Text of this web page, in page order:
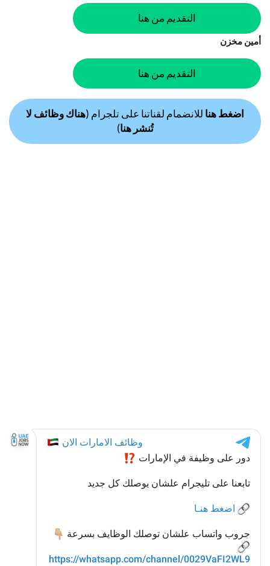
التقديم من هنا
أمين مخزن
التقديم من هنا
اضغط هنا للانضمام لقناتنا على تلجرام (هناك وظائف لا
تُنشر هنا)